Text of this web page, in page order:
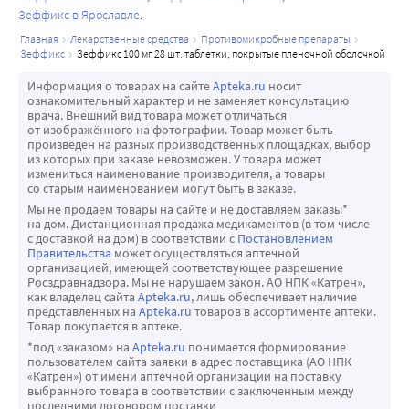
осторожностью.
Мониторинг
Во время терапии препаратом Зеффикс следует
пациентов. Активность АЛТ и концентрацию ДНК ВГ В в
сыворотке крови следует контролировать с 3-месячными
интервалами, а концентрацию HBeAg у HBeAg-
положительных пациентов следует оценивать каждые 6
месяцев.
Сопутствующая инфекция ВИЧ
При лечении пациентов с сопутствующей ВИЧ-
инфекцией, которые в настоящее время получают или
планируют получать терапию ламивудином или
комбинацией ламивудин-зидовудин, лечение следует
проводить в дозе, рекомендуемой при ВИЧ-инфекции
(обычно 150 мг два раза в сутки в комбинации с другими
антиретровирусными препаратами). У пациентов с
сопутствующей инфекцией ВИЧ без необходимости
проведения антиретровирусной терапии существует
органических анионов 1В1 (ОАТР1В1), ОАТР1В3, BCRP или
Р-гликопротеина (P-gp), МАТЕ1, МАТЕ2-К или
образом, не ожидается, что ламивудин будет влиять на
концентрацию в плазме крови лекарственных средств,
которые являются субстратами данных переносчиков
лекарственных средств.
In vitro ламивудин является ингибитором белков OCT1 и
OCT2 со значениями ИК50 17 и 33 мкМ соответственно,
однако ламивудин характеризуется незначительной
способностью влиять на концентрации субстратов
белков OCT1 и OCT2 в плазме крови при терапевтических
уровнях экспозиции препарата (до 300 мг, что в три раза
превышает максимальную рекомендованную дозу для
лечения ВГ В).
Выведение
Системный клиренс ламивудина составляет в среднем
около 0,3 л/ч/кг. Период полувыведения ?
Зеффикс в Ярославле
главная лекарственные средства
противомикробные препараты
зеффикс
зеффикс 100 мг 28 шт. таблетки, покрытые пленочной оболочкой
Информация о товарах на сайтеApteka.ru носит
ознакомительный характер и не заменяет консультацию
врача. Внешний вид товара может отличаться
от изображённого на фотографии. Товар может быть
произведен на разных производственных площадках, выбор
из которых при заказе невозможен. У товара может
измениться наименование производителя, а товары
со старым наименованием могут быть в заказе.
Мы не продаем товары на сайте и не доставляем заказы*
на дом. Дистанционная продажа медикаментов (в том числе
с доставкой на дом) в соответствии с Постановлением
Правительства может осуществляться аптечной
организацией, имеющей соответствующее разрешение
Росздравнадзора. Мы не нарушаем закон. АО НПК «Катрен»,
как владелец сайта Apteka.ru, лишь обеспечивает наличие
представленных на Apteka.ru товаров в ассортименте аптеки.
Товар покупается в аптеке.
*под «заказом» на Apteka.ru понимается формирование
пользователем сайта заявки в адрес поставщика (АО НПК
«Катрен») от имени аптечной организации на поставку
выбранного товара в соответствии с заключенным между
последними договором поставки